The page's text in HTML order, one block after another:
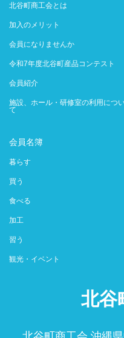
北谷町商工会とは
加入のメリット
会員になりませんか
令和7年度北谷町産品コンテスト
会員紹介
施設、ホール・研修室の利用につ
て
会員名簿
暮らす
買う
食べる
加工
習う
観光・イベント
北谷